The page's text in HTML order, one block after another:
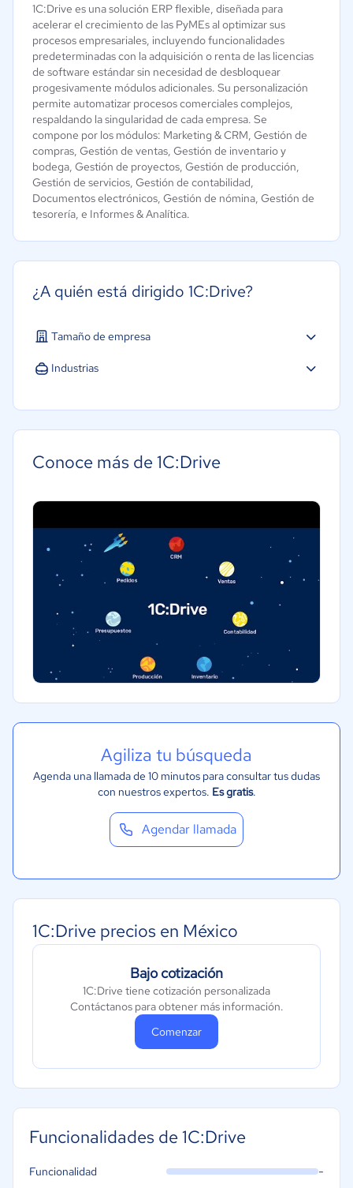
1C:Drive es una solución ERP flexible, diseñada para
acelerar el crecimiento de las PyMEs al optimizar sus
procesos empresariales, incluyendo funcionalidades
predeterminadas con la adquisición o renta de las licencias
de software estándar sin necesidad de desbloquear
progesivamente módulos adicionales. Su personalización
permite automatizar procesos comerciales complejos,
respaldando la singularidad de cada empresa. Se
compone por los módulos: Marketing & CRM, Gestión de
compras, Gestión de ventas, Gestión de inventario y
bodega, Gestión de proyectos, Gestión de producción,
Gestión de servicios, Gestión de contabilidad,
Documentos electrónicos, Gestión de nómina, Gestión de
tesorería, e Informes & Analítica.
¿A quién está dirigido 1C:Drive?
Tamaño de empresa
Micro: 1 a 9 trabajadores
Industrias
Alimentaria
Salud
Manufactura
Transporte y logística
Ventas y servicios
Tecnología
Gastronomía
Moda y textiles
Conoce más de 1C:Drive
Agiliza tu búsqueda
Agenda una llamada de 10 minutos para consultar tus dudas
con nuestros expertos. Es gratis.
Agendar llamada
1C:Drive precios en México
Bajo cotización
1C:Drive tiene cotización personalizada
Contáctanos para obtener más información.
Comenzar
Funcionalidades de 1C:Drive
Funcionalidad -